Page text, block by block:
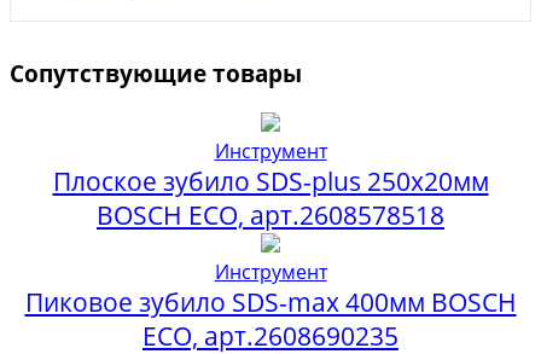
Сопутствующие товары
Инструмент
Плоское зубило SDS-plus 250x20мм
BOSCH ECO, арт.2608578518
Инструмент
Пиковое зубило SDS-max 400мм BOSCH
ECO, арт.2608690235